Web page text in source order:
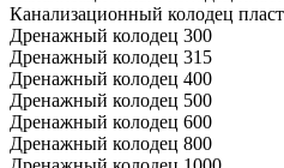
Канализационный колодец
Дренажный колодец 300
Дренажный колодец 315
Дренажный колодец 400
Дренажный колодец 500
Дренажный колодец 600
Дренажный колодец 800